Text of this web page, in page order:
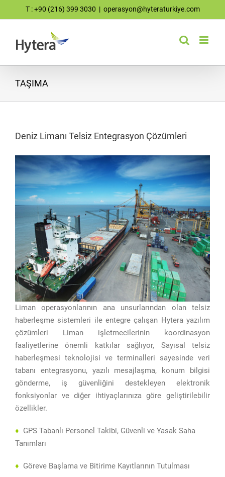
to
T : +90 (216) 399 3030 | operasyon@hyteraturkiye.com
TAŞIMA
Deniz Limanı Telsiz Entegrasyon Çözümleri
Liman operasyonlarının ana unsurlarından olan telsiz
haberleşme sistemleri ile entegre çalışan Hytera yazılım
çözümleri Liman işletmecilerinin koordinasyon
faaliyetlerine önemli katkılar sağlıyor, Sayısal telsiz
haberleşmesi teknolojisi ve terminalleri sayesinde veri
tabanı entegrasyonu, yazılı mesajlaşma, konum bilgisi
gönderme, iş güvenliğini destekleyen elektronik
fonksiyonlar ve diğer ihtiyaçlarınıza göre geliştirilebilir
özellikler.
♦ GPS Tabanlı Personel Takibi, Güvenli ve Yasak Saha
Tanımları
♦ Göreve Başlama ve Bitirime Kayıtlarının Tutulması